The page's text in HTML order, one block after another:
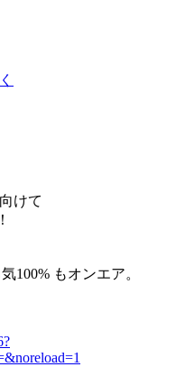
けて
100% もオンエア。